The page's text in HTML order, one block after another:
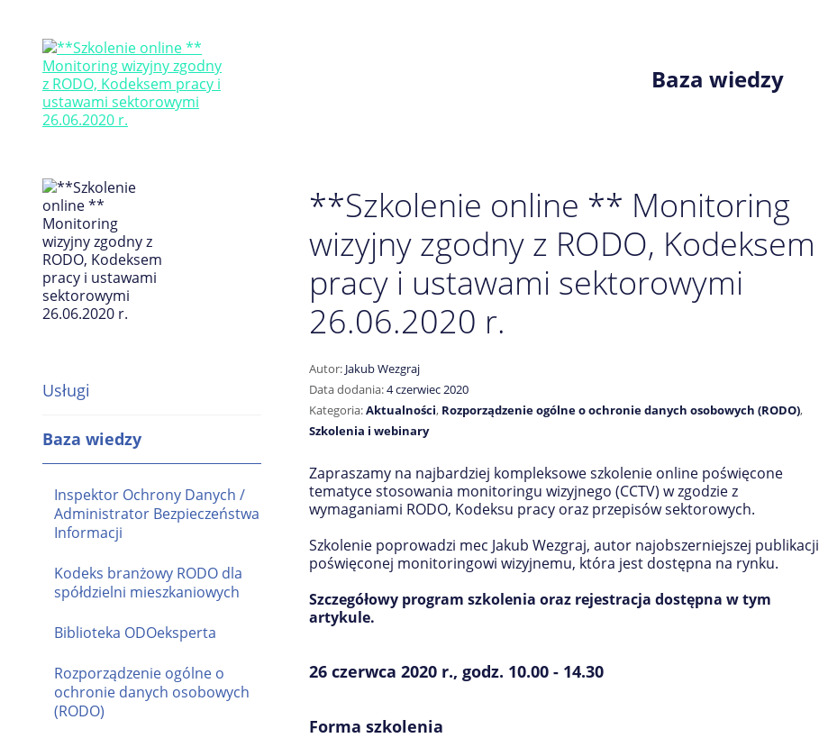
Usługi
Baza wiedzy
Inspektor Ochrony Danych /
Administrator Bezpieczeństwa
Informacji
Kodeks branżowy RODO dla
spółdzielni mieszkaniowych
Biblioteka ODOeksperta
Rozporządzenie ogólne o
ochronie danych osobowych
(RODO)
Baza wiedzy
**Szkolenie online ** Monitoring
wizyjny zgodny z RODO, Kodeksem
pracy i ustawami sektorowymi
26.06.2020 r.
Autor: Jakub Wezgraj
Data dodania:4 czerwiec 2020
Kategoria:Aktualności, Rozporządzenie ogólne o ochronie danych osobowych (RODO),
Szkolenia i webinary
Zapraszamy na najbardziej kompleksowe szkolenie online poświęcone
tematyce stosowania monitoringu wizyjnego (CCTV) w zgodzie z
wymaganiami RODO, Kodeksu pracy oraz przepisów sektorowych.
Szkolenie poprowadzi mec Jakub Wezgraj, autor najobszerniejszej publikacji
poświęconej monitoringowi wizyjnemu, która jest dostępna na rynku.
Szczegółowy program szkolenia oraz rejestracja dostępna w tym
artykule.
26 czerwca 2020 r., godz. 10.00 - 14.30
Forma szkolenia